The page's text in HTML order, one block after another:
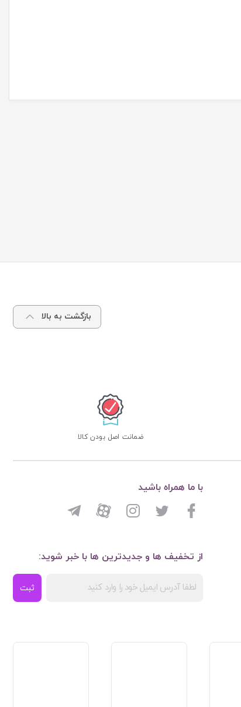
بازگشت به بالا
ضمانت اصل بودن کالا
از تخفیف ها و جدیدترین ها با خبر شوید:
ثبت
با ما همراه باشید